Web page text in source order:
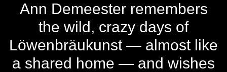
Ann Demeester remembers
the wild, crazy days of
Löwenbräukunst — almost like
a shared home — and wishes